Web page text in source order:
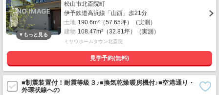
松山市北斎院町
伊予鉄道高浜線「山西」歩21分
土地 190.6m²（57.65坪）（実測）
建物 108.47m²（32.81坪）（実測）
ミサワホームタウン北斎院
見学予約(無料)
■制震装置付！耐震等級３♪■換気乾燥暖房機付♪■空港通り・
外環状線への